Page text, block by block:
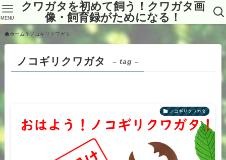
クワガタを初めて飼う！クワガタ画
像・飼育録がためになる！
MENU
ホーム ノコギリクワガタ
ノコギリクワガタ – tag –
ノコギリクワガタ